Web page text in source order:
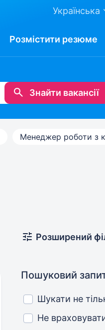
Українська
Розмістити резюме
Знайти вакансії
Менеджер роботи з
Розширений
Пошуковий
Шукати не
Не